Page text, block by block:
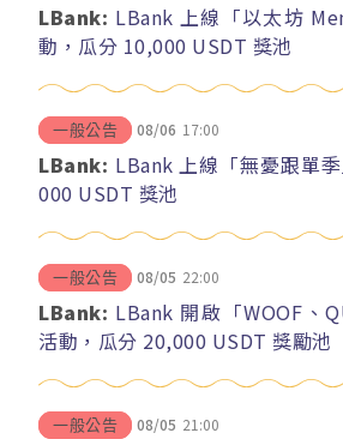
LBank: LBank 上線「以太坊
動，瓜分 10,000 USDT 獎池
一般公告 08/06 17:00
LBank: LBank 上線「無憂跟單
000 USDT 獎池
一般公告 08/05 22:00
LBank: LBank 開啟「WOOF、
活動，瓜分 20,000 USDT 獎勵池
一般公告 08/05 21:00